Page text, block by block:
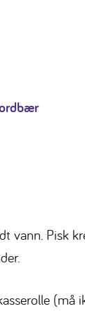
vann. Pisk